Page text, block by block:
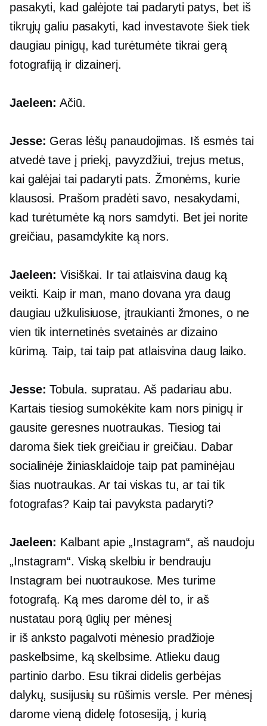
pasakyti, kad galėjote tai padaryti patys, bet iš
tikrųjų galiu pasakyti, kad investavote šiek tiek
daugiau pinigų, kad turėtumėte tikrai gerą
fotografiją ir dizainerį.
Jaeleen: Ačiū.
Jesse: Geras lėšų panaudojimas. Iš esmės tai
atvedė tave į priekį, pavyzdžiui, trejus metus,
kai galėjai tai padaryti pats. Žmonėms, kurie
klausosi. Prašom pradėti savo, nesakydami,
kad turėtumėte ką nors samdyti. Bet jei norite
greičiau, pasamdykite ką nors.
Jaeleen: Visiškai. Ir tai atlaisvina daug ką
veikti. Kaip ir man, mano dovana yra daug
daugiau užkulisiuose, įtraukianti žmones, o ne
vien tik internetinės svetainės ar dizaino
kūrimą. Taip, tai taip pat atlaisvina daug laiko.
Jesse: Tobula. supratau. Aš padariau abu.
Kartais tiesiog sumokėkite kam nors pinigų ir
gausite geresnes nuotraukas. Tiesiog tai
daroma šiek tiek greičiau ir greičiau. Dabar
socialinėje žiniasklaidoje taip pat paminėjau
šias nuotraukas. Ar tai viskas tu, ar tai tik
fotografas? Kaip tai pavyksta padaryti?
Jaeleen: Kalbant apie „Instagram“, aš naudoju
„Instagram“. Viską skelbiu ir bendrauju
Instagram bei nuotraukose. Mes turime
fotografą. Ką mes darome dėl to, ir aš
nustatau porą ūglių per mėnesį
ir iš anksto pagalvotimėnesio pradžioje
paskelbsime, ką skelbsime. Atlieku daug
partinio darbo. Esu tikrai didelis gerbėjas
dalykų, susijusių su rūšimis versle. Per mėnesį
darome vieną didelę fotosesiją, į kurią